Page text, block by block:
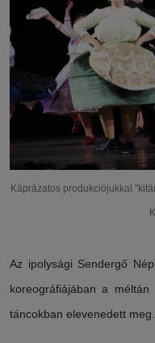
Káprázatos produkciójukkal
Az ipolysági Sendergő
koreográfiájában a
táncokban elevenedett meg.